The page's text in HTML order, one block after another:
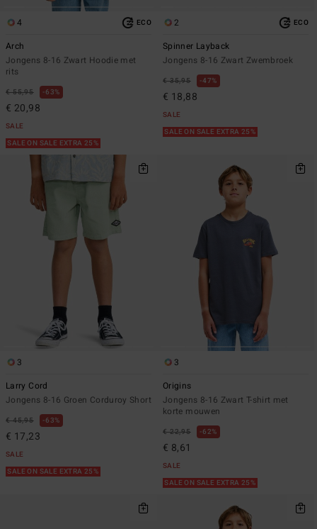
4 ECO
Arch
Jongens 8-16 Zwart Hoodie met
rits
€ 55,95 63%
€ 20,98
SALE
SALE ON SALE EXTRA 25%
2 ECO
Spinner Layback
Jongens 8-16 Zwart Zwembroek
€ 35,95 47%
€ 18,88
SALE
SALE ON SALE EXTRA 25%
3
Larry Cord
Jongens 8-16 Groen Corduroy Short
€ 45,95 63%
€ 17,23
SALE
SALE ON SALE EXTRA 25%
3
Origins
Jongens 8-16 Zwart T-shirt met
korte mouwen
€ 22,95 62%
€ 8,61
SALE
SALE ON SALE EXTRA 25%